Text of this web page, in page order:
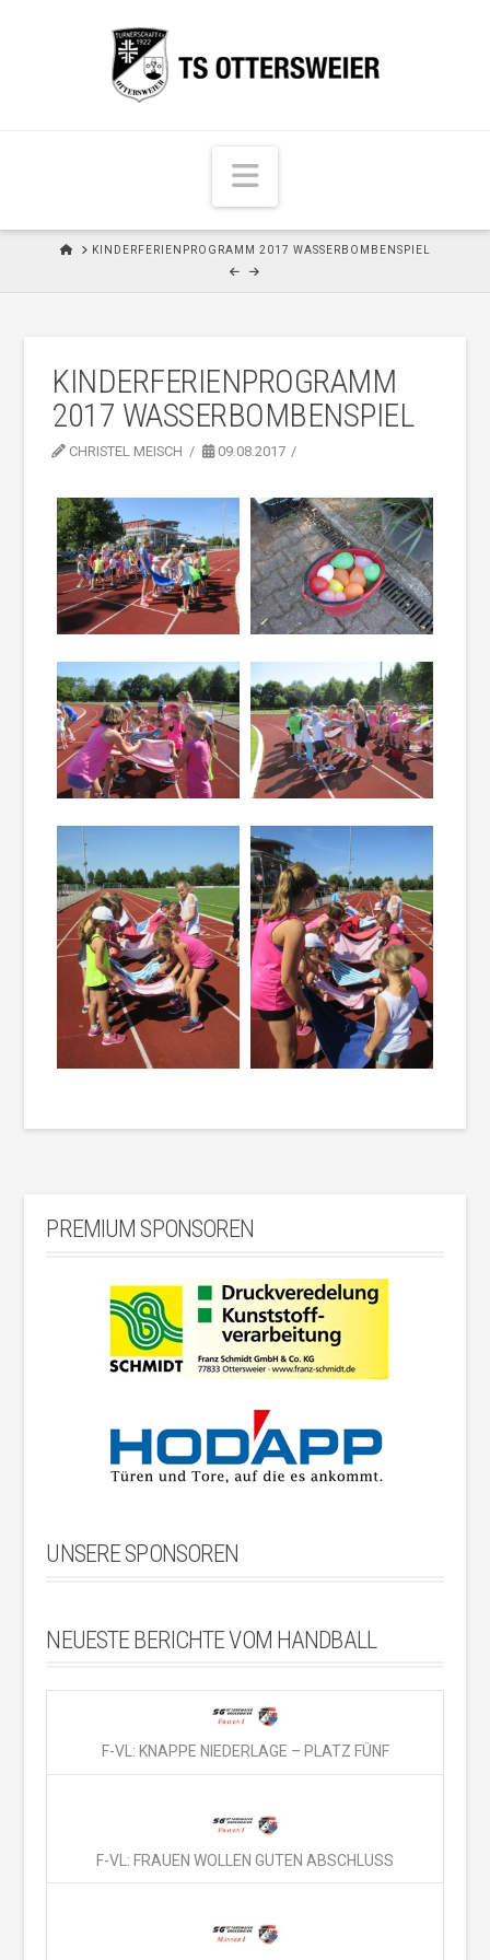
N
a
v
i
g
i
o
n
H
E
KINDERFERIENPROGRAMM 2017 WASSERBOMBENSPIEL
KINDERFERIENPROGRAMM
2017 WASSERBOMBENSPIEL
CHRISTEL MEISCH 09.08.2017
PREMIUM SPONSOREN
UNSERE SPONSOREN
NEUESTE BERICHTE VOM HANDBALL
F-VL: KNAPPE NIEDERLAGE – PLATZ FÜNF
F-VL: FRAUEN WOLLEN GUTEN ABSCHLUSS